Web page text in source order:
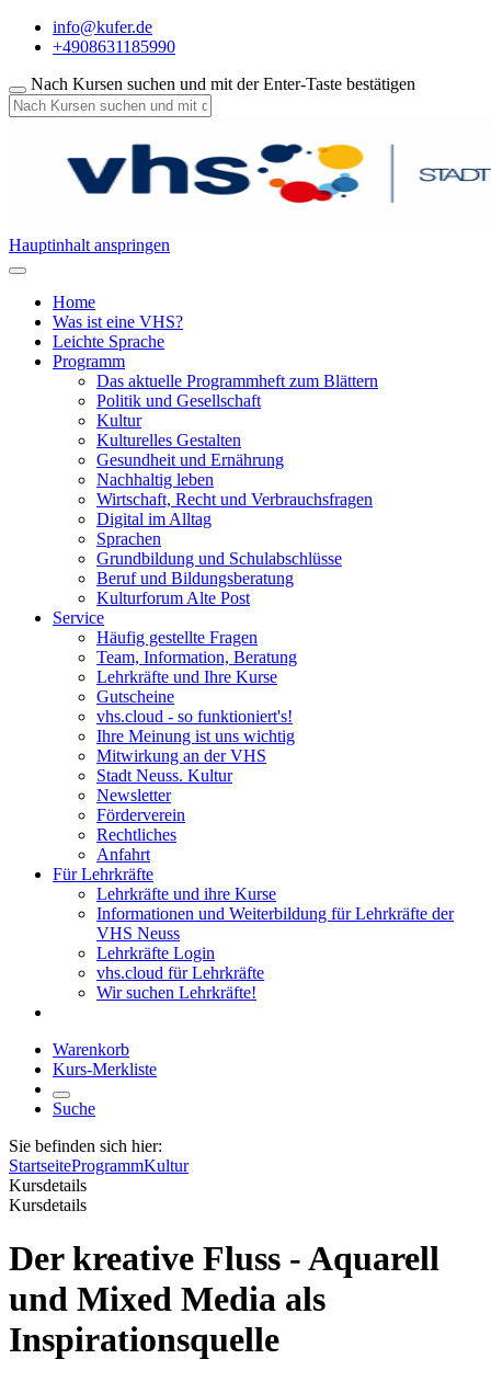
info@kufer.de
+4908631185990
Nach Kursen suchen und mit der Enter-Taste bestätigen
Hauptinhalt anspringen
Home
Was ist eine VHS?
Leichte Sprache
Programm
Das aktuelle Programmheft zum Blättern
Politik und Gesellschaft
Kultur
Kulturelles Gestalten
Gesundheit und Ernährung
Nachhaltig leben
Wirtschaft, Recht und Verbrauchsfragen
Digital im Alltag
Sprachen
Grundbildung und Schulabschlüsse
Beruf und Bildungsberatung
Kulturforum Alte Post
Service
Häufig gestellte Fragen
Team, Information, Beratung
Lehrkräfte und Ihre Kurse
Gutscheine
vhs.cloud - so funktioniert's!
Ihre Meinung ist uns wichtig
Mitwirkung an der VHS
Stadt Neuss. Kultur
Newsletter
Förderverein
Rechtliches
Anfahrt
Für Lehrkräfte
Lehrkräfte und ihre Kurse
Informationen und Weiterbildung für Lehrkräfte der
VHS Neuss
Lehrkräfte Login
vhs.cloud für Lehrkräfte
Wir suchen Lehrkräfte!
Warenkorb
Kurs-Merkliste
Suche
Sie befinden sich hier:
StartseiteProgrammKultur
Kursdetails
Kursdetails
Der kreative Fluss - Aquarell
und Mixed Media als
Inspirationsquelle